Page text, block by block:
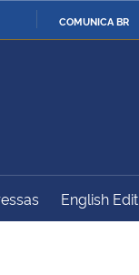
COMUNICA BR
Defesa
do
English